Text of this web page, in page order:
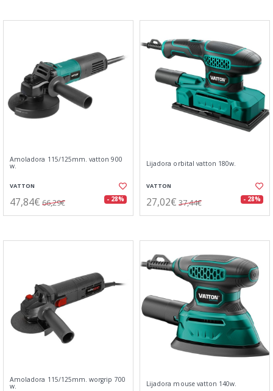
Amoladora 115/125mm. vatton 900
w.
VATTON
47,84€ 66,29€ - 28%
Lijadora orbital vatton 180w.
VATTON
27,02€ 37,44€ - 28%
Amoladora 115/125mm. worgrip 700
w. Lijadora mouse vatton 140w.